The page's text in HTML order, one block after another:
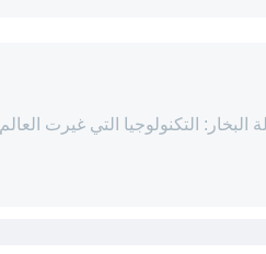
آلة البخار: التكنولوجيا التي غيرت العالم